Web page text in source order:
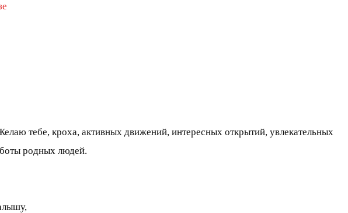
тебе, кроха, активных движений, интересных открытий, увлекательных
родных людей.